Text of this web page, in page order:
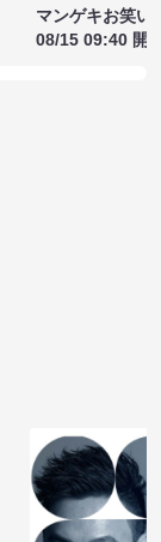
マンゲキお笑い
08/15 09:40 開